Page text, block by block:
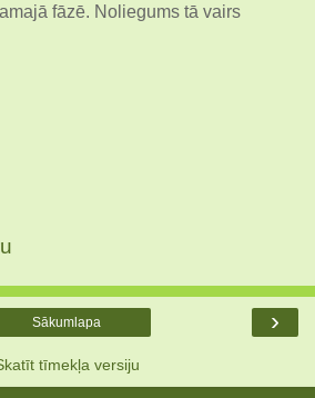
fāzē. Noliegums tā vairs
›
Sākumlapa
tīmekļa versiju